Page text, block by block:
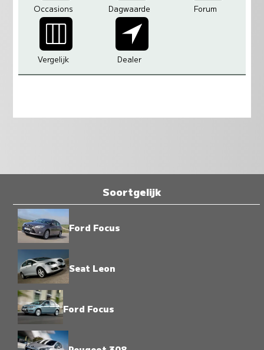
Occasions Dagwaarde Forum
Vergelijk Dealer
Soortgelijk
Ford Focus
Seat Leon
Ford Focus